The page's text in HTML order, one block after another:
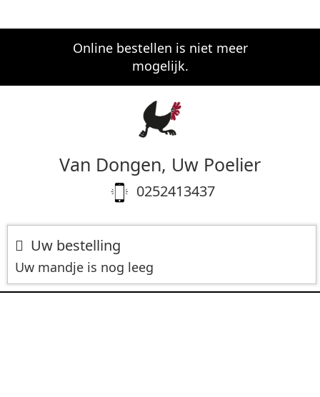
Online bestellen is niet meer
mogelijk.
Van Dongen, Uw Poelier
0252413437
Uw bestelling
Uw mandje is nog leeg